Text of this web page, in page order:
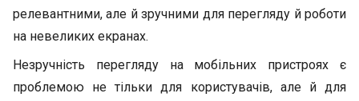
релевантними, але й зручними для перегляду й роботи
на невеликих екранах.
Незручність перегляду на мобільних пристроях є
проблемою не тільки для користувачів, але й для